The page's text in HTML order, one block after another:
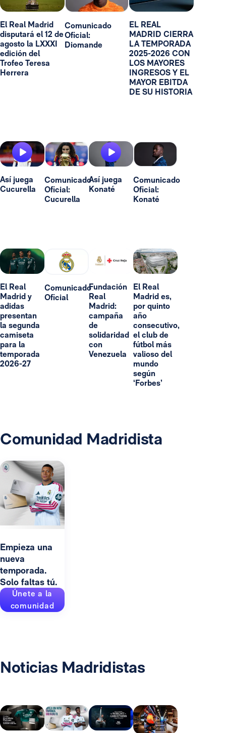
El Real Madrid
disputará el 12 de
agosto la LXXXI
edición del
Trofeo Teresa
Herrera
Comunicado
Oficial:
Diomande
EL REAL
MADRID CIERRA
LA TEMPORADA
2025-2026 CON
LOS MAYORES
INGRESOS Y EL
MAYOR EBITDA
DE SU HISTORIA
Así juega
Cucurella
Comunicado
Oficial:
Cucurella
Así juega
Konaté
Comunicado
Oficial:
Konaté
El Real
Madrid y
adidas
presentan
la segunda
camiseta
para la
temporada
2026-27
Comunicado
Oficial
Fundación
Real
Madrid:
campaña
de
solidaridad
con
Venezuela
El Real
Madrid es,
por quinto
año
consecutivo,
el club de
fútbol más
valioso del
mundo
según
‘Forbes’
Comunidad Madridista
Empieza una
nueva
temporada.
Solo faltas tú.
Únete a la
comunidad
Noticias Madridistas